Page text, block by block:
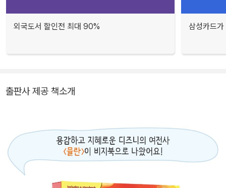
외국도서 할인전 최대 90% 삼성카드
출판사 제공 책소개